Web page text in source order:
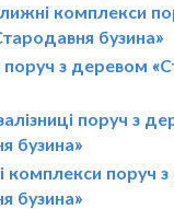
комплекси
бузина»
з деревом
поруч з
бузина»
комплекси поруч
бузина»